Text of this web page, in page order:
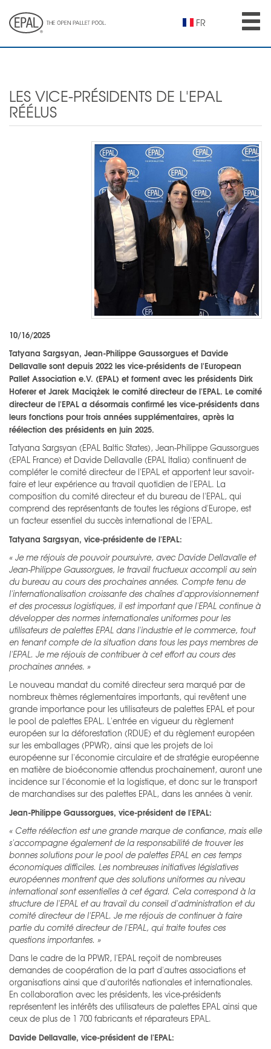
main
FR
LES VICE-PRÉSIDENTS DE L'EPAL
RÉÉLUS
10/16/2025
Tatyana Sargsyan, Jean-Philippe Gaussorgues et Davide
Dellavalle sont depuis 2022 les vice-présidents de l'European
Pallet Association e.V. (EPAL) et forment avec les présidents Dirk
Hoferer et Jarek Maciążek le comité directeur de l'EPAL. Le comité
directeur de l'EPAL a désormais confirmé les vice-présidents dans
leurs fonctions pour trois années supplémentaires, après la
réélection des présidents en juin 2025.
Tatyana Sargsyan (EPAL Baltic States), Jean-Philippe Gaussorgues
(EPAL France) et Davide Dellavalle (EPAL Italia) continuent de
compléter le comité directeur de l'EPAL et apportent leur savoir-
faire et leur expérience au travail quotidien de l'EPAL. La
composition du comité directeur et du bureau de l'EPAL, qui
comprend des représentants de toutes les régions d'Europe, est
un facteur essentiel du succès international de l'EPAL.
Tatyana Sargsyan, vice-présidente de l'EPAL:
« Je me réjouis de pouvoir poursuivre, avec Davide Dellavalle et
Jean-Philippe Gaussorgues, le travail fructueux accompli au sein
du bureau au cours des prochaines années. Compte tenu de
l'internationalisation croissante des chaînes d'approvisionnement
et des processus logistiques, il est important que l'EPAL continue à
développer des normes internationales uniformes pour les
utilisateurs de palettes EPAL dans l'industrie et le commerce, tout
en tenant compte de la situation dans tous les pays membres de
l'EPAL. Je me réjouis de contribuer à cet effort au cours des
prochaines années. »
Le nouveau mandat du comité directeur sera marqué par de
nombreux thèmes réglementaires importants, qui revêtent une
grande importance pour les utilisateurs de palettes EPAL et pour
le pool de palettes EPAL. L'entrée en vigueur du règlement
européen sur la déforestation (RDUE) et du règlement européen
sur les emballages (PPWR), ainsi que les projets de loi
européenne sur l'économie circulaire et de stratégie européenne
en matière de bioéconomie attendus prochainement, auront une
incidence sur l'économie et la logistique, et donc sur le transport
de marchandises sur des palettes EPAL, dans les années à venir.
Jean-Philippe Gaussorgues, vice-président de l'EPAL:
« Cette réélection est une grande marque de confiance, mais elle
s'accompagne également de la responsabilité de trouver les
bonnes solutions pour le pool de palettes EPAL en ces temps
économiques difficiles. Les nombreuses initiatives législatives
européennes montrent que des solutions uniformes au niveau
international sont essentielles à cet égard. Cela correspond à la
structure de l'EPAL et au travail du conseil d'administration et du
comité directeur de l'EPAL. Je me réjouis de continuer à faire
partie du comité directeur de l'EPAL, qui traite toutes ces
questions importantes. »
Dans le cadre de la PPWR, l'EPAL reçoit de nombreuses
demandes de coopération de la part d'autres associations et
organisations ainsi que d'autorités nationales et internationales.
En collaboration avec les présidents, les vice-présidents
représentent les intérêts des utilisateurs de palettes EPAL ainsi que
ceux de plus de 1 700 fabricants et réparateurs EPAL.
Davide Dellavalle, vice-président de l'EPAL: